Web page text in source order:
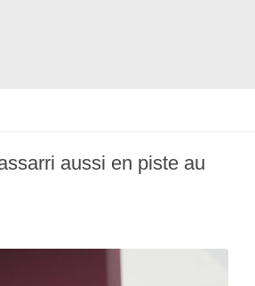
aussi en piste au